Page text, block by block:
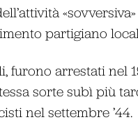
partigiano
furono arrestati nel
sorte subì più
nel settembre ’44.